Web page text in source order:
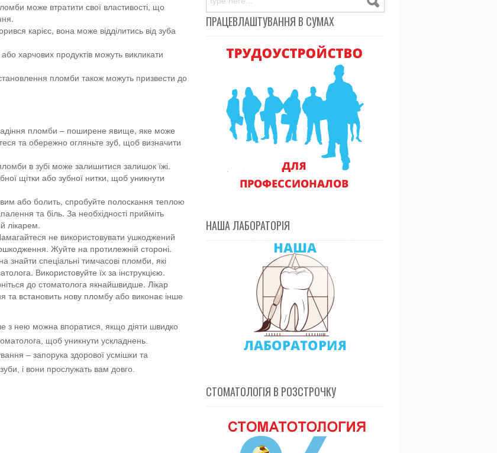
може втратити свої властивості, що
карієс, вона може відділитись від зуба
харчових продуктів можуть викликати
пломби також можуть призвести до
пломби – поширене явище, яке може
та обережно огляньте зуб, щоб визначити
в зубі може залишитися залишок їжі.
щітки або зубної нитки, щоб уникнути
або болить, спробуйте полоскання теплою
та біль. За необхідності прийміть
лікарем.
не використовувати ушкоджений
Жуйте на протилежній стороні.
спеціальні тимчасові пломби, які
Використовуйте їх за інструкцією.
до стоматолога якнайшвидше. Лікар
та встановить нову пломбу або виконає інше
з нею можна впоратися, якщо діяти швидко
щоб уникнути ускладнень.
– запорука здорової усмішки та
і вони прослужать вам довго.
ПРАЦЕВЛАШТУВАННЯ В СУМАХ
НАША ЛАБОРАТОРІЯ
СТОМАТОЛОГІЯ В РОЗСТРОЧКУ